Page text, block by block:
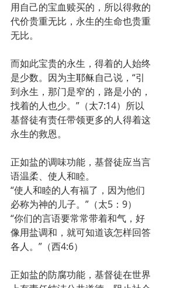
用自己的宝血赎买的，所以得救的
代价贵重无比，永生的生命也贵重
无比。
而如此宝贵的永生，得着的人始终
是少数。因为主耶稣自己说，“引
到永生，那门是窄的，路是小的，
找着的人也少。”（太7:14）所以
基督徒有责任带领更多的人得着这
永生的救恩。
正如盐的调味功能，基督徒应当言
语温柔、使人和睦。
“使人和睦的人有福了，因为他们
必称为神的儿子。”（太5：9）
“你们的言语要常常带着和气，好
像用盐调和，就可知道该怎样回答
各人。”（西4:6）
正如盐的防腐功能，基督徒在世界